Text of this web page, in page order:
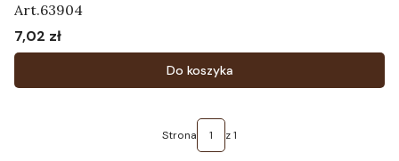
Art.63904
Cena
7,02 zł
Do koszyka
Strona z 1